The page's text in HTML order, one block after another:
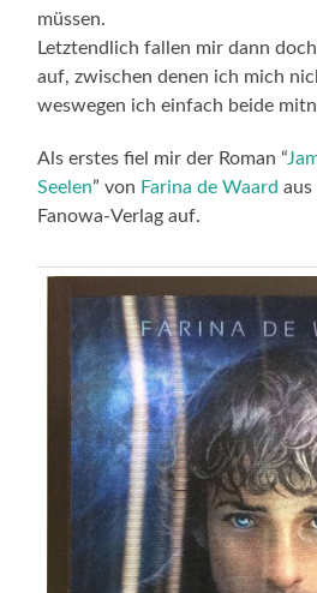
müssen.
Letztendlich fallen mir dann
auf, zwischen denen ich mich
weswegen ich einfach beide
Als erstes fiel mir der Roman “
Seelen” von Farina de Waard aus
Fanowa-Verlag auf.